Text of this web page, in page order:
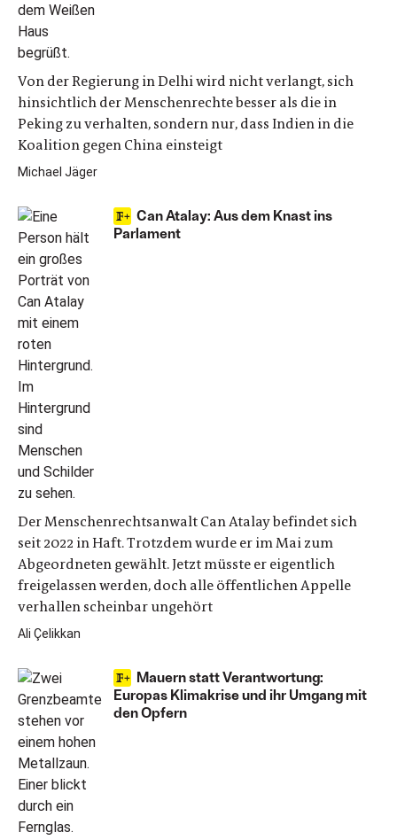
Von der Regierung in Delhi wird nicht verlangt, sich
hinsichtlich der Menschenrechte besser als die in
Peking zu verhalten, sondern nur, dass Indien in die
Koalition gegen China einsteigt
Michael Jäger
Can Atalay: Aus dem Knast ins
Parlament
Der Menschenrechtsanwalt Can Atalay befindet sich
seit 2022 in Haft. Trotzdem wurde er im Mai zum
Abgeordneten gewählt. Jetzt müsste er eigentlich
freigelassen werden, doch alle öffentlichen Appelle
verhallen scheinbar ungehört
Ali Çelikkan
Mauern statt Verantwortung:
Europas Klimakrise und ihr Umgang mit
den Opfern